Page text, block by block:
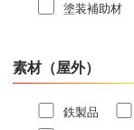
塗装補助材
素材（屋外）
鉄製品